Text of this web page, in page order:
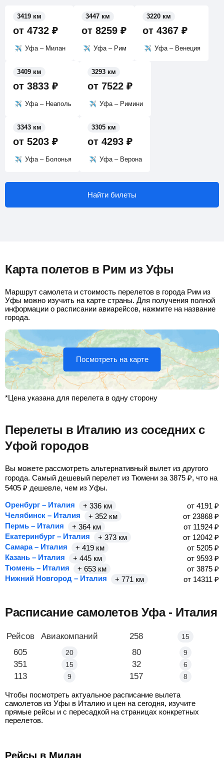
от 4732 ₽
Уфа – Милан
3419 км
от 8259 ₽
Уфа – Рим
3447 км
от 4367 ₽
Уфа – Венеция
3220 км
от 3833 ₽
Уфа – Неаполь
3409 км
от 7522 ₽
Уфа – Римини
3293 км
от 5203 ₽
Уфа – Болонья
3343 км
от 4293 ₽
Уфа – Верона
3305 км
Найти билеты
Карта полетов в Рим из Уфы
Маршрут самолета и стоимость перелетов в города Рим из
Уфы можно изучить на карте страны. Для получения полной
информации о расписании авиарейсов, нажмите на название
города.
Посмотреть на карте
*Цена указана для перелета в одну сторону
Перелеты в Италию из соседних с
Уфой городов
Вы можете рассмотреть альтернативный вылет из другого
города. Самый дешевый перелет из Тюмени за 3875 ₽, что на
5405 ₽ дешевле, чем из Уфы.
Оренбург – Италия
+ 336 км от 4191 ₽
Челябинск – Италия
+ 352 км от 23868 ₽
Пермь – Италия
+ 364 км от 11924 ₽
Екатеринбург – Италия
+ 373 км от 12042 ₽
Самара – Италия
+ 419 км от 5205 ₽
Казань – Италия
+ 445 км от 9593 ₽
Тюмень – Италия
+ 653 км от 3875 ₽
Нижний Новгород – Италия
+ 771 км от 14311 ₽
Расписание самолетов Уфа - Италия
Маршрут
Рейсов Авиакомпаний Уфа - Милан
258 15
Уфа - Рим
605 20 Уфа - Венеция
80 9
Уфа - Неаполь
351 15 Уфа - Римини
32 6
Уфа - Болонья
113 9 Уфа - Верона
157 8
Чтобы посмотреть актуальное расписание вылета
самолетов из Уфы в Италию и цен на сегодня, изучите
прямые рейсы и с пересадкой на страницах конкретных
перелетов.
Рейсы в Милан